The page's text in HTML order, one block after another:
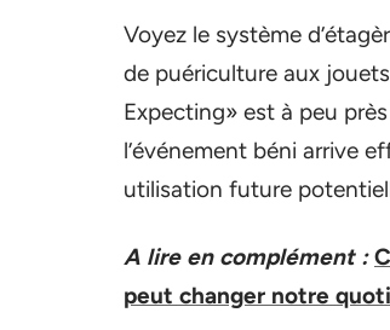
Voyez le système
de puériculture aux
Expecting» est à peu
l’événement béni arrive
utilisation future
A lire en complément :
peut changer notre